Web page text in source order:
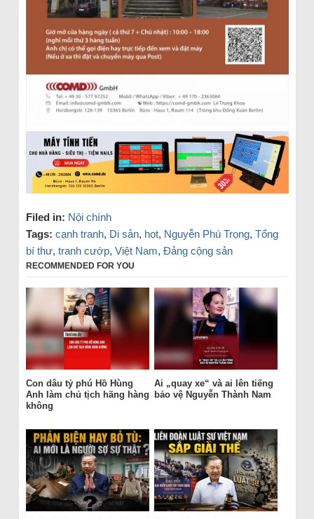
Filed in: Nội chính
Tags: cạnh tranh, Di sản, hot, Nguyễn Phú Trọng, Tổng
bí thư, tranh cướp, Việt Nam, Đảng cộng sản
RECOMMENDED FOR YOU
Con dâu tỷ phú Hồ Hùng
Anh làm chủ tịch hãng hàng
không
Ai „quay xe“ và ai lên tiếng
bảo vệ Nguyễn Thành Nam